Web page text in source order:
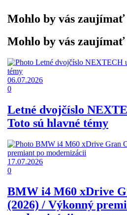
Mohlo by vás zaujímať
Mohlo by vás zaujímať
06.07.2026
0
Letné dvojčíslo
Toto sú hlavné témy
17.07.2026
0
BMW i4 M60 xDrive
(2026) / Výkonný